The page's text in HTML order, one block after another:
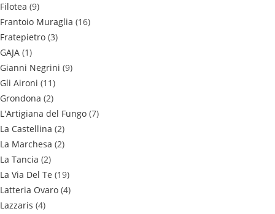
Filotea (9)
Frantoio Muraglia (16)
Fratepietro (3)
GAJA (1)
Gianni Negrini (9)
Gli Aironi (11)
Grondona (2)
L'Artigiana del Fungo (7)
La Castellina (2)
La Marchesa (2)
La Tancia (2)
La Via Del Te (19)
Latteria Ovaro (4)
Lazzaris (4)